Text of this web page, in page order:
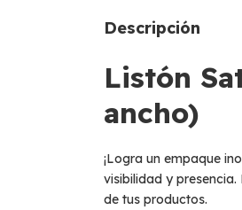
Descripción
Listón
ancho)
¡Logra un empaque
visibilidad y
de tus productos.